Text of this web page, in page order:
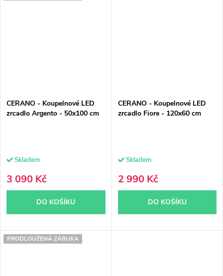
CERANO - Koupelnové LED
zrcadlo Argento - 50x100 cm
Skladem
3 090 Kč
DO KOŠÍKU
CERANO - Koupelnové LED
zrcadlo Fiore - 120x60 cm
Skladem
2 990 Kč
DO KOŠÍKU
PRODLOUŽENÁ ZÁRUKA